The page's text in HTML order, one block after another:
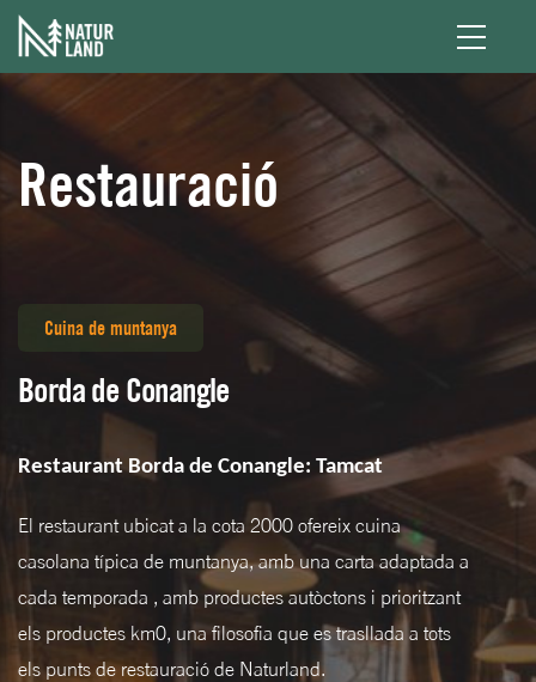
Vés al contingut
Restauració
Cuina de muntanya
Borda de Conangle
Restaurant Borda de Conangle: Tamcat
El restaurant ubicat a la cota 2000 ofereix cuina
casolana típica de muntanya, amb una carta adaptada a
cada temporada , amb productes autòctons i prioritzant
els productes km0, una filosofia que es trasllada a tots
els punts de restauració de Naturland.